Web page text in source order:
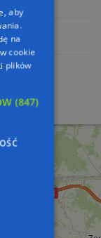
aby
na
cookie
plików
(847)